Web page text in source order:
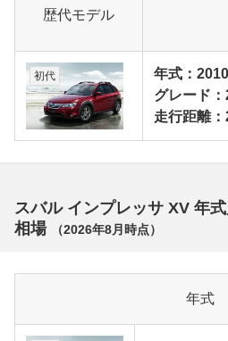
歴代モデル
初代
年式：
グレード
走行距離
スバル インプレッサ XV 年
相場
（2026年8月 時点）
年式